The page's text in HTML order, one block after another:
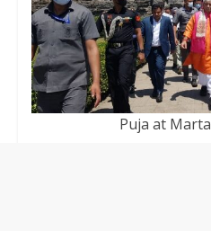
Puja at